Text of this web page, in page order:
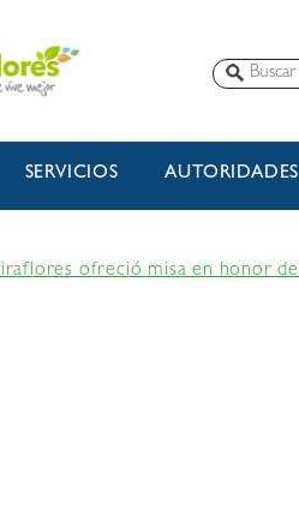
SERVICIOS AUTORIDADES
ofreció misa en honor